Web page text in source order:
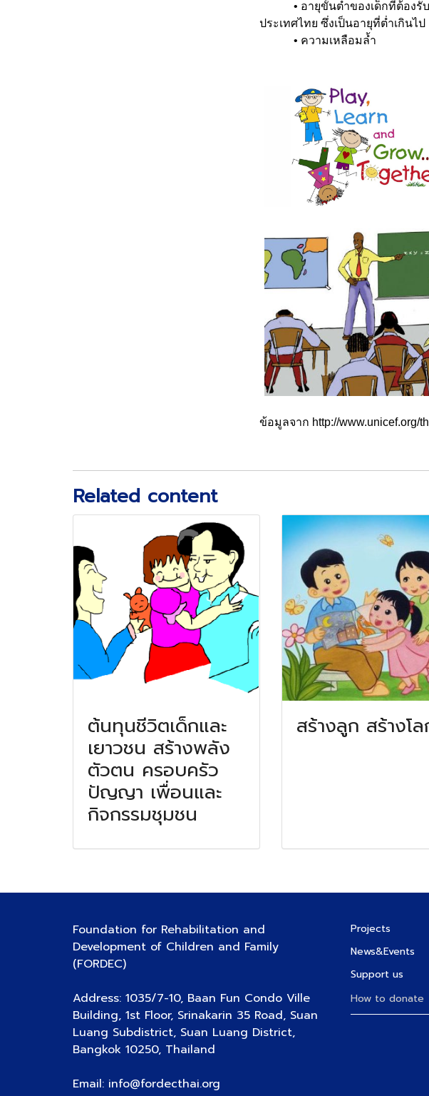
• อายุขั้นต่ำของเด็กที่ต้องรับ
ประเทศไทย ซึ่งเป็นอายุที่ต่ำเกินไป
• ความเหลือมล้ำ
ข้อมูลจาก http://www.unicef.org/
Related content
ต้นทุนชีวิตเด็กและ
เยาวชน สร้างพลัง
ตัวตน ครอบครัว
ปัญญา เพื่อนและ
กิจกรรมชุมชน
สร้างลูก สร้างโ
Foundation for Rehabilitation and
Development of Children and Family
(FORDEC)
Address: 1035/7-10, Baan Fun Condo Ville
Building, 1st Floor, Srinakarin 35 Road, Suan
Luang Subdistrict, Suan Luang District,
Bangkok 10250, Thailand
Email: info@fordecthai.org
Projects
News&Events
Support us
How to donate